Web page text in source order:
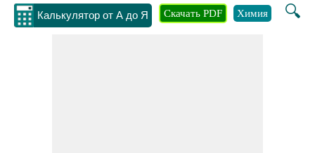
Калькулятор от А до Я 🔍
Скачать PDF Химия